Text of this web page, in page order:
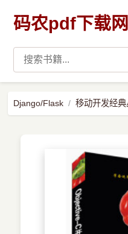
码农pdf下载网
Django/Flask 移动开发经